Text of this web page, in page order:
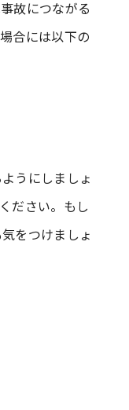
故につながる
合には以下の
うにしましょ
ださい。もし
をつけましょ